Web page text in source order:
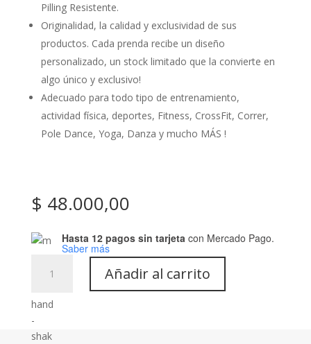
Pilling Resistente.
Originalidad, la calidad y exclusividad de sus
productos. Cada prenda recibe un diseño
personalizado, un stock limitado que la convierte en
algo único y exclusivo!
Adecuado para todo tipo de entrenamiento,
actividad física, deportes, Fitness, CrossFit, Correr,
Pole Dance, Yoga, Danza y mucho MÁS !
$ 48.000,00
Hasta 12 pagos sin tarjetacon Mercado Pago.
Saber más
estampada:
980
cantidad
Añadir al carrito